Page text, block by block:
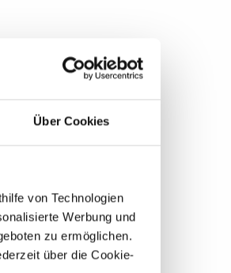
Über Cookies
von Technologien
Werbung und
zu ermöglichen.
über die Cookie-
Projekte
und
und
und Corporate